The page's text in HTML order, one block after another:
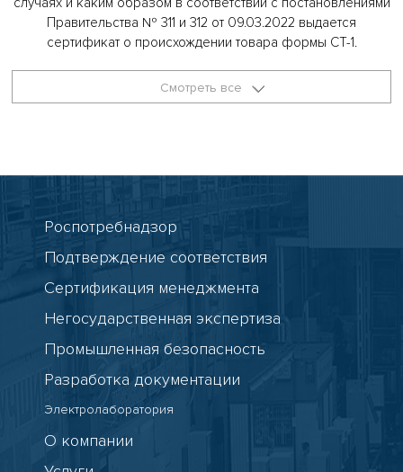
Правительства № 311 и 312 от 09.03.2022 выдается
сертификат о происхождении товара формы СТ-1.
Смотреть все
О компании
Роспотребнадзор
Подтверждение соответствия
Сертификация менеджмента
Негосударственная экспертиза
Промышленная безопасность
Разработка документации
Электролаборатория